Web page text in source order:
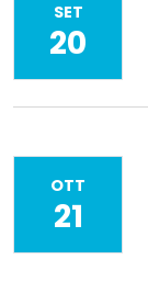
SET
20
OTT
21